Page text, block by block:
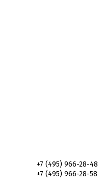
+7 (495) 966-28-48
+7 (495) 966-28-58